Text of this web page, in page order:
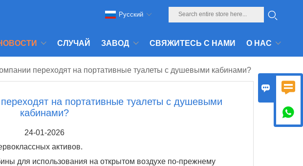
СЛУЧАЙ ЗАВОД СВЯЖИТЕСЬ С НАМИ О НАС
Pусский
переходят на портативные туалеты с душевыми кабинами?
на портативные туалеты с душевыми
кабинами?
24-01-2026
активов.
для использования на открытом воздухе по-прежнему
 
